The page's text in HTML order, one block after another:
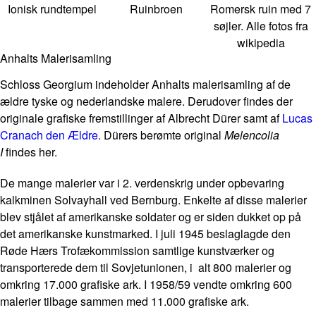
Ionisk rundtempel Ruinbroen
Romersk ruin med 7
søjler. Alle fotos fra
wikipedia
Anhalts Malerisamling
Schloss Georgium indeholder Anhalts malerisamling af de
ældre tyske og nederlandske malere. Derudover findes der
originale grafiske fremstillinger af Albrecht Dürer samt afLucas
Cranach den Ældre. Dürers berømte original Melencolia
Ifindes her.
De mange malerier var i 2. verdenskrig under opbevaring
kalkminen Solvayhall ved Bernburg. Enkelte af disse malerier
blev stjålet af amerikanske soldater og er siden dukket op på
det amerikanske kunstmarked. I juli 1945 beslaglagde den
Røde Hærs Trofækommission samtlige kunstværker og
transporterede dem til Sovjetunionen, i alt 800 malerier og
omkring 17.000 grafiske ark. I 1958/59 vendte omkring 600
malerier tilbage sammen med 11.000 grafiske ark.